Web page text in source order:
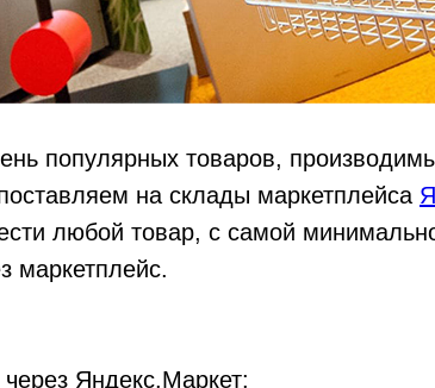
популярных товаров,
на склады маркетплейса
любой товар, с самой
маркетплейс.
Яндекс.Маркет: